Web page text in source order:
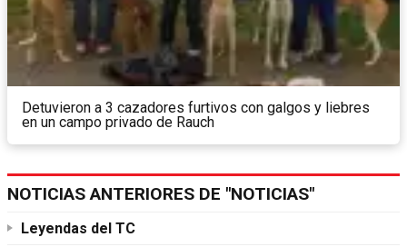
Detuvieron a 3 cazadores furtivos con galgos y liebres
en un campo privado de Rauch
NOTICIAS ANTERIORES DE "NOTICIAS"
Leyendas del TC